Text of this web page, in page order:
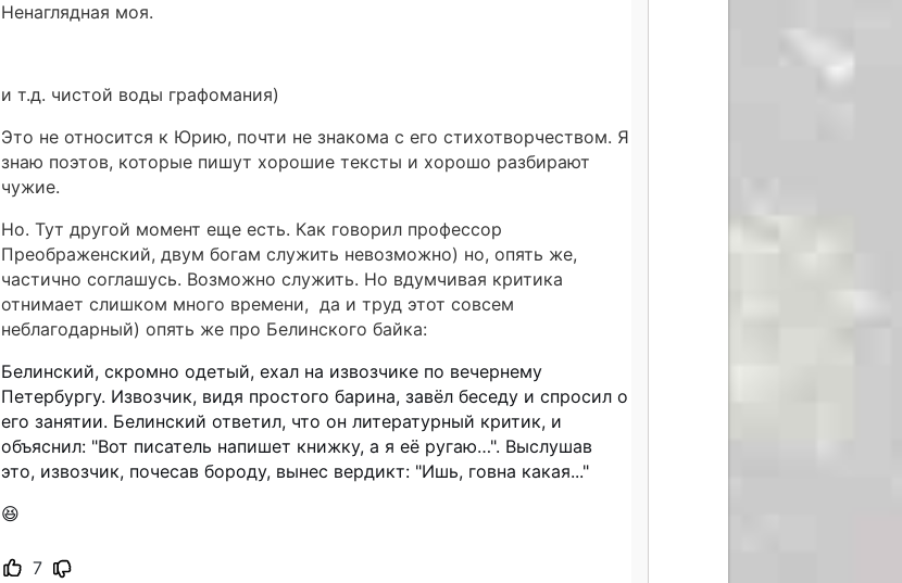
Ненаглядная моя.
и т.д. чистой воды графомания)
Это не относится к Юрию, почти не знакома с его стихотворчеством. Я
знаю поэтов, которые пишут хорошие тексты и хорошо разбирают
чужие.
Но. Тут другой момент еще есть. Как говорил профессор
Преображенский, двум богам служить невозможно) но, опять же,
частично соглашусь. Возможно служить. Но вдумчивая критика
отнимает слишком много времени, да и труд этот совсем
неблагодарный) опять же про Белинского байка:
Белинский, скромно одетый, ехал на извозчике по вечернему
Петербургу. Извозчик, видя простого барина, завёл беседу и спросил о
его занятии. Белинский ответил, что он литературный критик, и
объяснил: "Вот писатель напишет книжку, а я её ругаю…". Выслушав
это, извозчик, почесав бороду, вынес вердикт: "Ишь, говна какая..."
😆
7